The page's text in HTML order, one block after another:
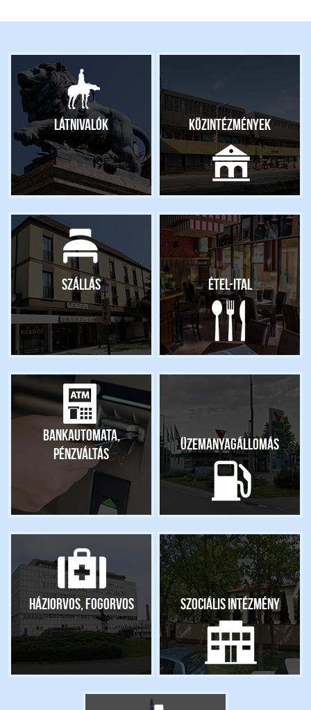
Látnivalók Közintézmények
Szállás Étel-ital
Bankautomata,
pénzváltás
Üzemanyagállomás
Háziorvos, fogorvos Szociális intézmény